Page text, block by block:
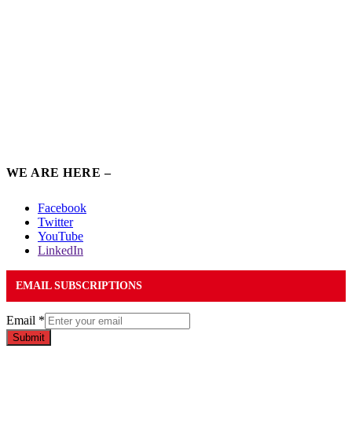
WE ARE HERE –
Facebook
Twitter
YouTube
LinkedIn
EMAIL SUBSCRIPTIONS
Email *
Submit